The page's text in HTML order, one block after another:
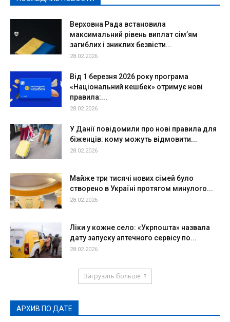
Верховна Рада встановила
максимальний рівень виплат сім’ям
загиблих і зниклих безвісти...
28.02.2026
Від 1 березня 2026 року програма
«Національний кешбек» отримує нові
правила:...
28.02.2026
У Данії повідомили про нові правила для
біженців: кому можуть відмовити...
28.02.2026
Майже три тисячі нових сімей було
створено в Україні протягом минулого...
28.02.2026
Ліки у кожне село: «Укрпошта» назвала
дату запуску аптечного сервісу по...
28.02.2026
Загрузить больше
АРХИВ ПО ДАТЕ